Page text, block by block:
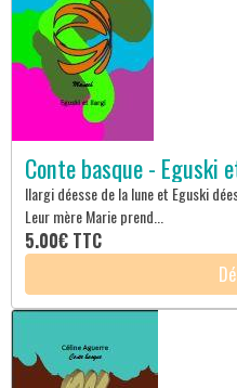
Conte basque - Eguski
Ilargi déesse de la lune et Eguski
Leur mère Marie prend...
5.00€ TTC